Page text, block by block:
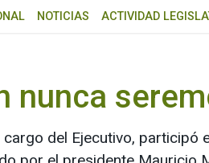
NOTICIAS ACTIVIDAD
nunca
del Ejecutivo,